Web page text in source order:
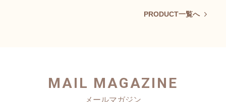
PRODUCT一覧へ
MAIL MAGAZINE